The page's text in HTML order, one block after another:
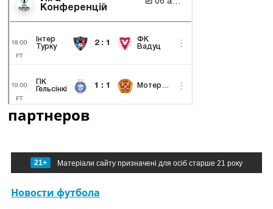
партнеров
21+ Матеріали сайту призначені для осіб старше 21 року
Новости футбола